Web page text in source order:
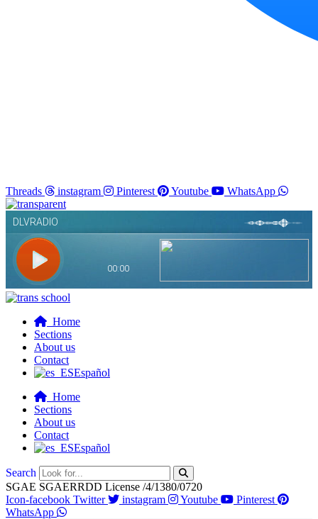
Threads instagram Pinterest Youtube WhatsApp
Home
Sections
About us
Contact
Español
Home
Sections
About us
Contact
Español
Search
SGAE SGAERRDD License /4/1380/0720
Icon-facebook Twitter instagram Youtube
Pinterest
WhatsApp